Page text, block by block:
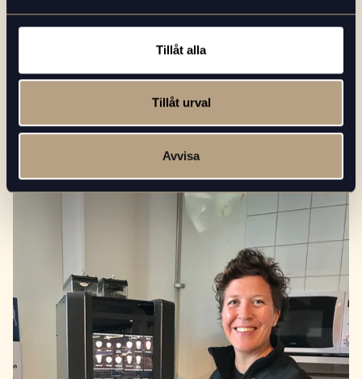
Tillåt alla
Tillåt urval
Avvisa
Beans in Cup förvärvar Jahwa Fikaservice i
Läs mer